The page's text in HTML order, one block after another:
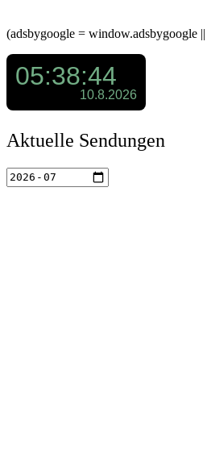
(adsbygoogle = window.adsbygoogle
Aktuelle Sendungen